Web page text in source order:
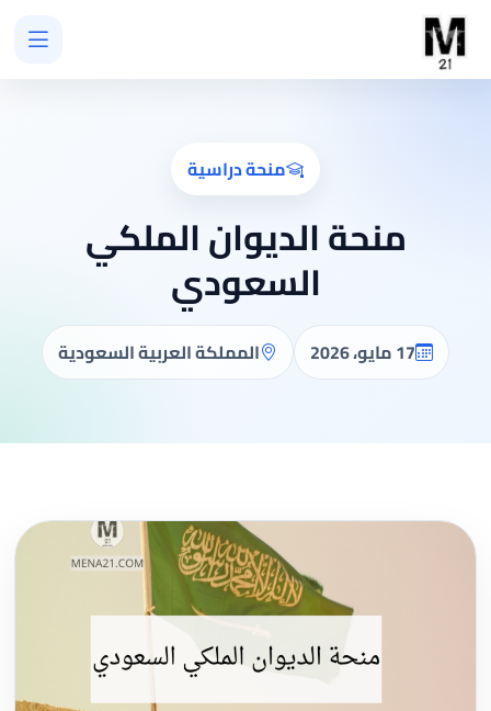
منحة دراسية
منحة الديوان الملكي
السعودي
17 مايو، 2026 المملكة العربية السعودية